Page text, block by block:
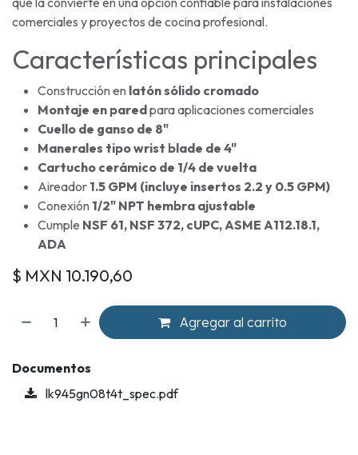
comerciales y proyectos de cocina profesional.
Características principales
Construcción en latón sólido cromado
Montaje en paredpara aplicaciones comerciales
Cuello de ganso de 8"
Manerales tipo wrist blade de 4"
Cartucho cerámico de 1/4 de vuelta
Aireador 1.5 GPM (incluye insertos 2.2 y 0.5 GPM)
Conexión 1/2" NPT hembra ajustable
Cumple NSF 61, NSF 372, cUPC, ASME A112.18.1,
ADA
$ MXN 10.190,60
Agregar al carrito
Documentos
lk945gn08t4t_spec.pdf